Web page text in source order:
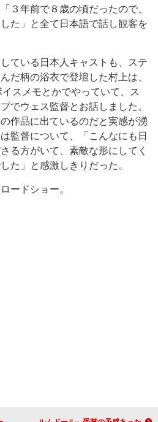
３年前で８歳の頃だったので、
た」と全て日本語で話し観客を
ている日本人キャストも、ステ
だ柄の浴衣で登壇した村上は、
イスメモとかでやっていて、ス
でウェス監督とお話しました。
作品に出ているのだと実感が湧
監督について、「こんなにも日
る方がいて、素敵な形にしてく
た」と感激しきりだった。
ードショー。